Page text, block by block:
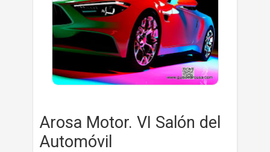
Arosa Motor. VI Salón del
Automóvil